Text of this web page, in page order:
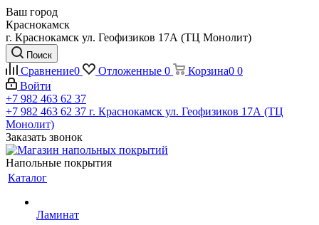
Ваш город
Краснокамск
г. Краснокамск ул. Геофизиков 17А (ТЦ Монолит)
Поиск
Сравнение0 Отложенные 0 Корзина0 0
Войти
+7 982 463 62 37
+7 982 463 62 37 г. Краснокамск ул. Геофизиков 17А (ТЦ
Монолит)
Заказать звонок
Напольные покрытия
Каталог
Ламинат